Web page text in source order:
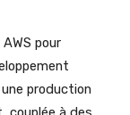
pour
production